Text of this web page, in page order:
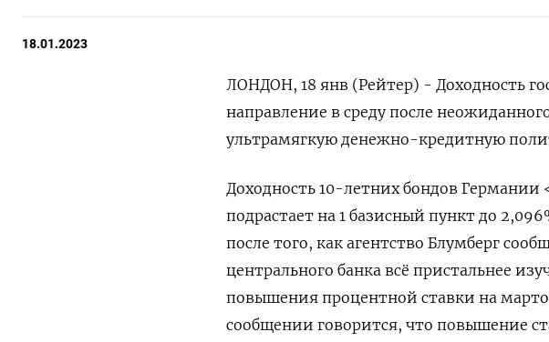
18.01.2023
ЛОНДОН, 18 янв (Рейтер) - Доходность
направление в среду после
ультрамягкую денежно-кредитную
Доходность 10-летних бондов Германии
подрастает на 1 базисный пункт до
после того, как агентство Блумберг
центрального банка всё пристальнее
повышения процентной ставки на
сообщении говорится, что повышение